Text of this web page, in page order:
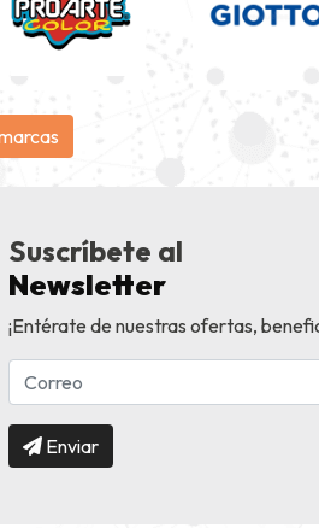
Suscríbete al
Newsletter
¡Entérate de nuestras ofertas,
Enviar